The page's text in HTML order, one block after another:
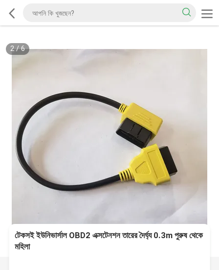
2/6
টেকসই ইউনিভার্সাল OBD2 এক্সটেনশন তারের দৈর্ঘ্য 0.3m পুরুষ থেকে
মহিলা